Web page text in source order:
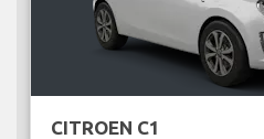
CITROEN C1